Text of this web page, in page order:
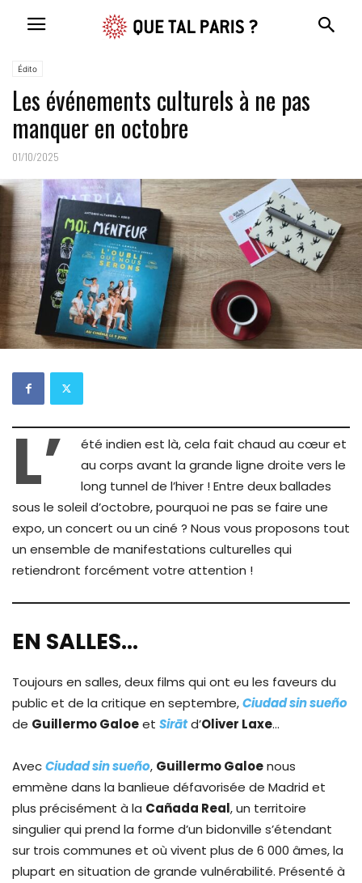
Édito
Les événements culturels à ne pas
manquer en octobre
01/10/2025
L’
été indien est là, cela fait chaud au cœur et
au corps avant la grande ligne droite vers le
long tunnel de l’hiver ! Entre deux ballades
sous le soleil d’octobre, pourquoi ne pas se faire une
expo, un concert ou un ciné ? Nous vous proposons tout
un ensemble de manifestations culturelles qui
retiendront forcément votre attention !
EN SALLES…
Toujours en salles, deux films qui ont eu les faveurs du
public et de la critique en septembre,Ciudad sin sueño
de Guillermo Galoeet Sirātd’Oliver Laxe…
AvecCiudad sin sueño, Guillermo Galoenous
emmène dans la banlieue défavorisée de Madrid et
plus précisément à la Cañada Real, un territoire
singulier qui prend la forme d’un bidonville s’étendant
sur trois communes et où vivent plus de 6 000 âmes, la
plupart en situation de grande vulnérabilité. Présenté à